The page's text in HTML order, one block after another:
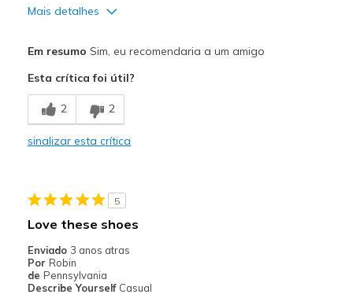
Mais detalhes
Comfortable
Durable
Casual Wear
Width
Sizing
Feels true to size
Em resumo Sim, eu recomendaria a um amigo
Esta crítica foi útil?
2 2
sinalizar esta crítica
5
Love these shoes
Enviado 3 anos atras
Por Robin
de Pennsylvania
Describe Yourself Casual